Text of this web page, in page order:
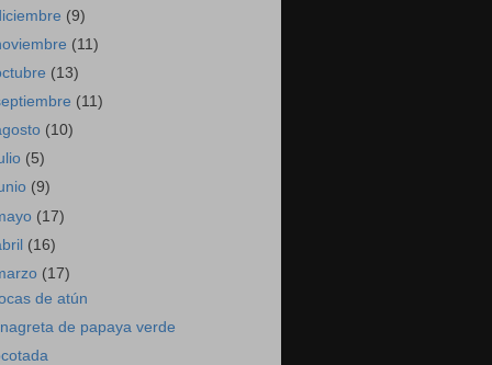
(9)
(11)
(13)
(11)
(10)
(5)
(9)
(17)
(16)
(17)
de atún
de papaya verde